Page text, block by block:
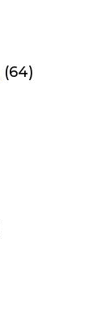
(64)